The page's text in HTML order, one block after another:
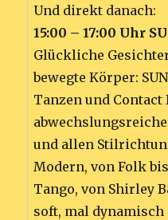
Und direkt danach:
15:00 – 17:00 Uhr
Glückliche
bewegte Körper:
Tanzen und
und allen
Modern, von Folk
Tango, von Shirley
soft, mal